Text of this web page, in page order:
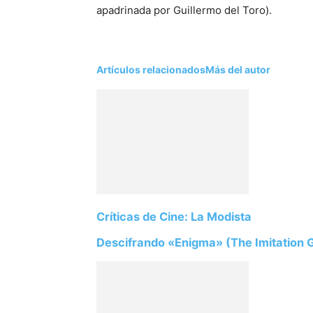
apadrinada por Guillermo del Toro).
Artículos relacionadosMás del autor
Críticas de Cine: La Modista
Descifrando «Enigma» (The Imitation